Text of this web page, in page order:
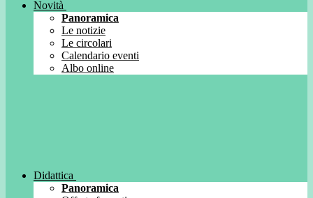
Novità
Panoramica
Le notizie
Le circolari
Calendario eventi
Albo online
Didattica
Panoramica